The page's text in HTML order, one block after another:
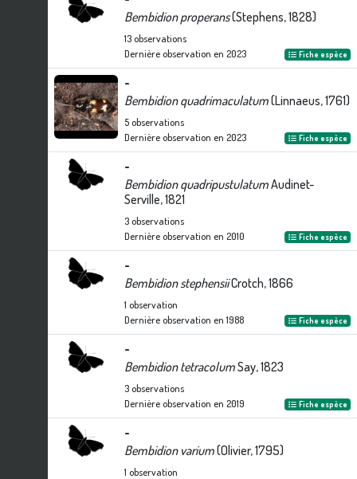
Bembidion properans(Stephens, 1828)
13observations
Dernière observation en 2023 Fiche espèce
-
Bembidion quadrimaculatum(Linnaeus, 1761)
5observations
Dernière observation en 2023 Fiche espèce
-
Bembidion quadripustulatumAudinet-
Serville, 1821
3observations
Dernière observation en 2010 Fiche espèce
-
Bembidion stephensiiCrotch, 1866
1 observation
Dernière observation en 1988 Fiche espèce
-
Bembidion tetracolumSay, 1823
3observations
Dernière observation en 2019 Fiche espèce
-
Bembidion varium(Olivier, 1795)
1 observation